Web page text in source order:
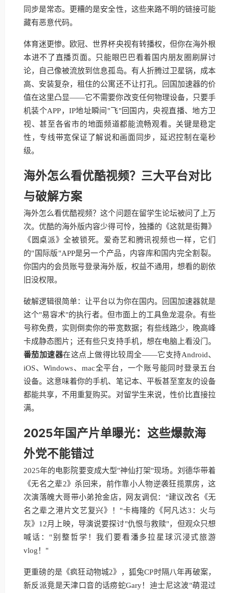
同步是常态。更糟的是安全性，这些来路不明的链接可能
藏有恶意代码。
体育迷更惨。欧冠、世界杯央视有转播权，但你在海外根
本进不了直播页面。只能眼巴巴看着国内朋友圈刷屏讨
论，自己像被流放到信息孤岛。有人折腾过卫星锅，成本
高、安装复杂，租住的公寓还不让打孔。回国加速器的价
值在这里凸显——它不需要你改变任何物理设备，只要手
机装个APP，IP地址瞬间"飞"回国内，央视直播、地方卫
视、甚至各省市的地面频道都能流畅观看。关键是稳定
性，专线带宽保证了解说和画面同步，延迟控制在毫秒
级。
海外怎么看优酷视频？三大平台对比
与破解方案
海外怎么看优酷视频？这个问题在留学生论坛被问了上万
次。优酷的海外版内容少得可怜，独播的《这就是街舞》
《圆桌派》全被锁死。爱奇艺和腾讯视频也一样，它们
的"国际版"APP是另一个产品，内容库和国内完全割裂。
你国内的会员账号登录海外版，权益不通用，想看的剧依
旧没权限。
破解逻辑很简单：让平台以为你在国内。回国加速器就是
这个"易容术"的执行者。但市面上的工具鱼龙混杂。有些
号称免费，实则倒卖你的带宽数据；有些线路少，晚高峰
卡成静态图片；还有些只支持手机，想在电脑上看没门。
番茄加速器在这点上做得比较周全——它支持Android、
iOS、Windows、mac全平台，一个账号能同时登录五台
设备。这意味着你的手机、笔记本、平板甚至室友的设备
都能共享，不用重复购买。对留学生来说，性价比直接拉
满。
2025年国产片单曝光：这些爆款海
外党不能错过
2025年的电影院要变成大型"神仙打架"现场。刘德华带着
《无名之辈2》杀回来，前作靠小人物逆袭狂揽票房，这
次演落魄大哥带小弟抢金店，网友调侃："建议改名《无
名之辈之港片文艺复兴》！"卡梅隆的《阿凡达3：火与
灰》12月上映，导演说要探讨"仇恨与救赎"，但观众只想
喊话："别整哲学！我们要看潘多拉星球沉浸式旅游
vlog！"
更重磅的是《疯狂动物城2》，狐兔CP时隔八年再破案，
新反派竟是天津口音的话痨蛇Gary！迪士尼这波"萌混过